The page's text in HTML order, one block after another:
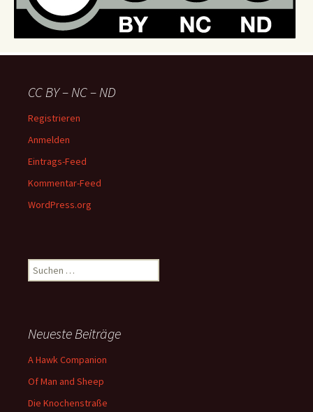
CC BY – NC – ND
Registrieren
Anmelden
Eintrags-Feed
Kommentar-Feed
WordPress.org
Suchen
nach:
Neueste Beiträge
A Hawk Companion
Of Man and Sheep
Die Knochenstraße